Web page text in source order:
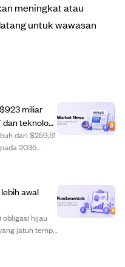
meningkat atau
untuk wawasan
miliar
teknologi
dari $259,51
2035
oleh
awal
hijau
jatuh tempo
Pelunasan